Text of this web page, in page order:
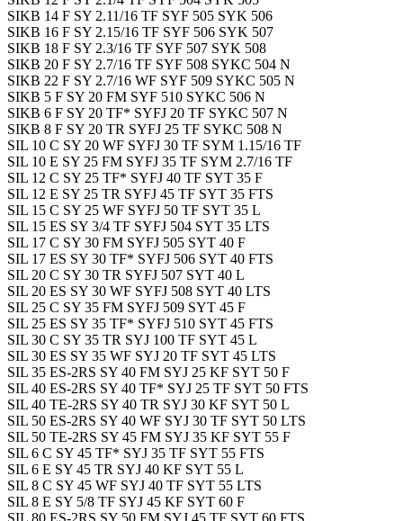
SIKB 14 F SY 2.11/16 TF SYF 505 SYK 506
SIKB 16 F SY 2.15/16 TF SYF 506 SYK 507
SIKB 18 F SY 2.3/16 TF SYF 507 SYK 508
SIKB 20 F SY 2.7/16 TF SYF 508 SYKC 504 N
SIKB 22 F SY 2.7/16 WF SYF 509 SYKC 505 N
SIKB 5 F SY 20 FM SYF 510 SYKC 506 N
SIKB 6 F SY 20 TF* SYFJ 20 TF SYKC 507 N
SIKB 8 F SY 20 TR SYFJ 25 TF SYKC 508 N
SIL 10 C SY 20 WF SYFJ 30 TF SYM 1.15/16 TF
SIL 10 E SY 25 FM SYFJ 35 TF SYM 2.7/16 TF
SIL 12 C SY 25 TF* SYFJ 40 TF SYT 35 F
SIL 12 E SY 25 TR SYFJ 45 TF SYT 35 FTS
SIL 15 C SY 25 WF SYFJ 50 TF SYT 35 L
SIL 15 ES SY 3/4 TF SYFJ 504 SYT 35 LTS
SIL 17 C SY 30 FM SYFJ 505 SYT 40 F
SIL 17 ES SY 30 TF* SYFJ 506 SYT 40 FTS
SIL 20 C SY 30 TR SYFJ 507 SYT 40 L
SIL 20 ES SY 30 WF SYFJ 508 SYT 40 LTS
SIL 25 C SY 35 FM SYFJ 509 SYT 45 F
SIL 25 ES SY 35 TF* SYFJ 510 SYT 45 FTS
SIL 30 C SY 35 TR SYJ 100 TF SYT 45 L
SIL 30 ES SY 35 WF SYJ 20 TF SYT 45 LTS
SIL 35 ES-2RS SY 40 FM SYJ 25 KF SYT 50 F
SIL 40 ES-2RS SY 40 TF* SYJ 25 TF SYT 50 FTS
SIL 40 TE-2RS SY 40 TR SYJ 30 KF SYT 50 L
SIL 50 ES-2RS SY 40 WF SYJ 30 TF SYT 50 LTS
SIL 50 TE-2RS SY 45 FM SYJ 35 KF SYT 55 F
SIL 6 C SY 45 TF* SYJ 35 TF SYT 55 FTS
SIL 6 E SY 45 TR SYJ 40 KF SYT 55 L
SIL 8 C SY 45 WF SYJ 40 TF SYT 55 LTS
SIL 8 E SY 5/8 TF SYJ 45 KF SYT 60 F